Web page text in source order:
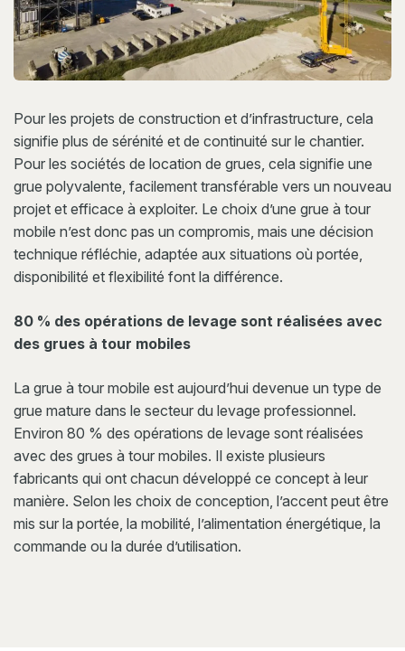
Pour les projets de construction et d’infrastructure, cela
signifie plus de sérénité et de continuité sur le chantier.
Pour les sociétés de location de grues, cela signifie une
grue polyvalente, facilement transférable vers un nouveau
projet et efficace à exploiter. Le choix d’une grue à tour
mobile n’est donc pas un compromis, mais une décision
technique réfléchie, adaptée aux situations où portée,
disponibilité et flexibilité font la différence.
80 % des opérations de levage sont réalisées avec
des grues à tour mobiles
La grue à tour mobile est aujourd’hui devenue un type de
grue mature dans le secteur du levage professionnel.
Environ 80 % des opérations de levage sont réalisées
avec des grues à tour mobiles. Il existe plusieurs
fabricants qui ont chacun développé ce concept à leur
manière. Selon les choix de conception, l’accent peut être
mis sur la portée, la mobilité, l’alimentation énergétique, la
commande ou la durée d’utilisation.